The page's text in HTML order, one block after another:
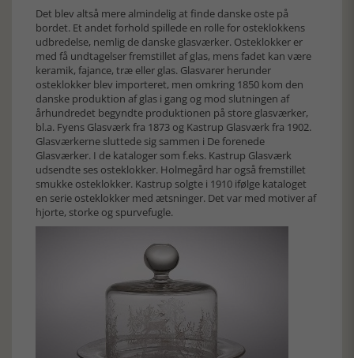
Det blev altså mere almindelig at finde danske oste på
bordet. Et andet forhold spillede en rolle for osteklokkens
udbredelse, nemlig de danske glasværker. Osteklokker er
med få undtagelser fremstillet af glas, mens fadet kan være
keramik, fajance, træ eller glas. Glasvarer herunder
osteklokker blev importeret, men omkring 1850 kom den
danske produktion af glas i gang og mod slutningen af
århundredet begyndte produktionen på store glasværker,
bl.a. Fyens Glasværk fra 1873 og Kastrup Glasværk fra 1902.
Glasværkerne sluttede sig sammen i De forenede
Glasværker. I de kataloger som f.eks. Kastrup Glasværk
udsendte ses osteklokker. Holmegård har også fremstillet
smukke osteklokker. Kastrup solgte i 1910 ifølge kataloget
en serie osteklokker med ætsninger. Det var med motiver af
hjorte, storke og spurvefugle.